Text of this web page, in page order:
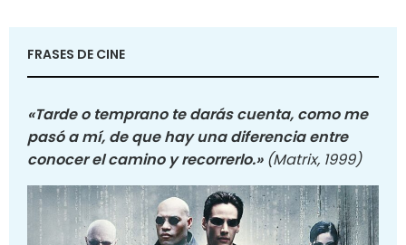
FRASES DE CINE
«Tarde o temprano te darás cuenta, como me
pasó a mí, de que hay una diferencia entre
conocer el camino y recorrerlo.» (Matrix, 1999)